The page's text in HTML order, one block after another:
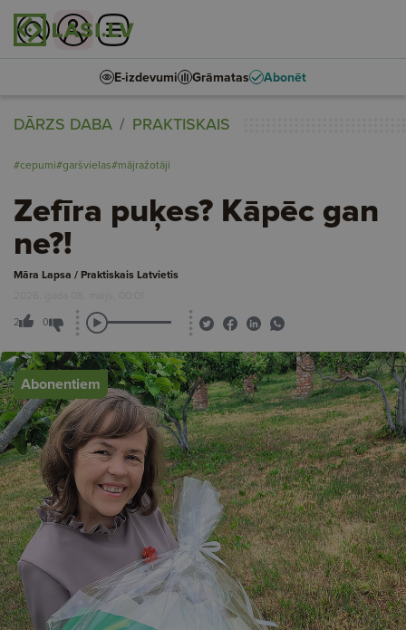
E-izdevumi Grāmatas Abonēt
DĀRZS DABA PRAKTISKAIS
#cepumi#garšvielas#mājražotāji
Zefīra puķes? Kāpēc gan
ne?!
Māra Lapsa / Praktiskais Latvietis
2026. gada 08. maijs, 00:01
2 0
Abonentiem